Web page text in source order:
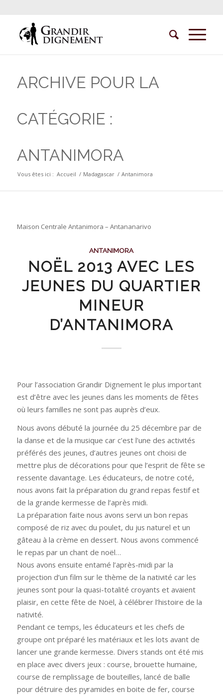
ARCHIVE POUR LA
CATÉGORIE :
ANTANIMORA
Vous êtes ici : Accueil / Madagascar / Antanimora
Maison Centrale Antanimora – Antananarivo
ANTANIMORA
NOËL 2013 AVEC LES
JEUNES DU QUARTIER
MINEUR
D’ANTANIMORA
Pour l’association Grandir Dignement le plus important
est d’être avec les jeunes dans les moments de fêtes
où leurs familles ne sont pas auprès d’eux.
Nous avons débuté la journée du 25 décembre par de
la danse et de la musique car c’est l’une des activités
préférés des jeunes, d’autres jeunes ont choisi de
mettre plus de décorations pour que l’esprit de fête se
ressente davantage. Les éducateurs, de notre coté,
nous avons fait la préparation du grand repas festif et
de la grande kermesse de l’après midi.
La préparation faite nous avons servi un bon repas
composé de riz avec du poulet, du jus naturel et un
gâteau à la crème en dessert. Nous avons commencé
le repas par un chant de noël…
Nous avons ensuite entamé l’après-midi par la
projection d’un film sur le thème de la nativité car les
jeunes sont pour la quasi-totalité croyants et avaient
plaisir, en cette fête de Noël, à célébrer l’histoire de la
nativité.
Pendant ce temps, les éducateurs et les chefs de
groupe ont préparé les matériaux et les lots avant de
lancer une grande kermesse. Divers stands ont été mis
en place avec divers jeux : course, brouette humaine,
course de remplissage de bouteilles, lancé de balle
pour détruire des pyramides en boite de fer, course